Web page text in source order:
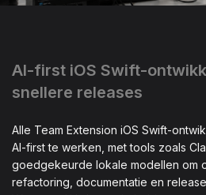
AI-first iOS Swift-
snellere releases
Alle Team Extension iOS Swift-
AI-first te werken, met tools zoals
goedgekeurde lokale modellen om
refactoring, documentatie en